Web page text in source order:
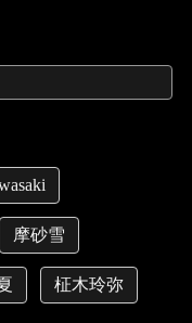
摩砂雪
柾木玲弥